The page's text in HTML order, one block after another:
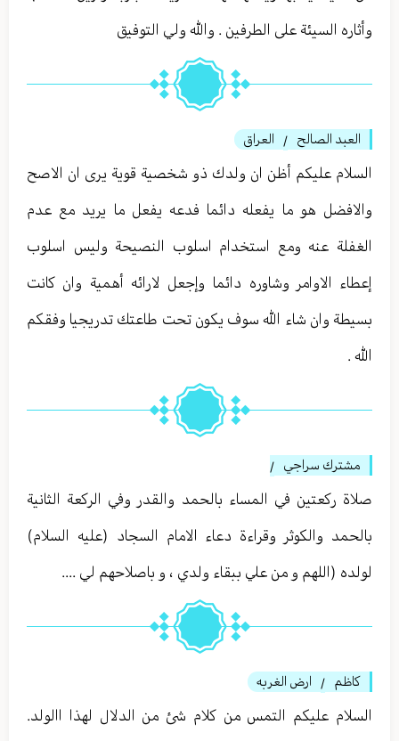
وأثاره السيئة على الطرفين . والله ولي التوفيق
العبد الصالح / العراق
السلام عليكم أظن ان ولدك ذو شخصية قوية يرى ان الاصح
والافضل هو ما يفعله دائما فدعه يفعل ما يريد مع عدم
الغفلة عنه ومع استخدام اسلوب النصيحة وليس اسلوب
إعطاء الاوامر وشاوره دائما وإجعل لارائه أهمية وان كانت
بسيطة وان شاء الله سوف يكون تحت طاعتك تدريجيا وفقكم
الله .
مشترك سراجي /
صلاة ركعتين في المساء بالحمد والقدر وفي الركعة الثانية
بالحمد والكوثر وقراءة دعاء الامام السجاد (عليه السلام)
لولده (اللهم و من علي ببقاء ولدي ، و باصلاحهم لي ....
كاظم / ارض الغربه
السلام عليكم التمس من كلام شئ من الدلال لهذا االولد.